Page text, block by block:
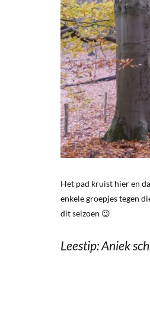
Het pad kruist hier en
enkele groepjes tegen
dit seizoen 😉
Leestip: Aniek